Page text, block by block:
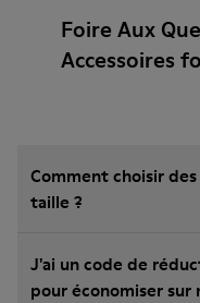
Foire Aux
Accessoires
Comment choisir
taille ?
J'ai un code de
pour économiser sur